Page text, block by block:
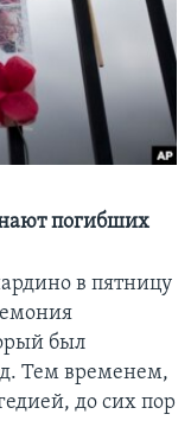
погибших
в пятницу
был
Тем временем,
до сих пор